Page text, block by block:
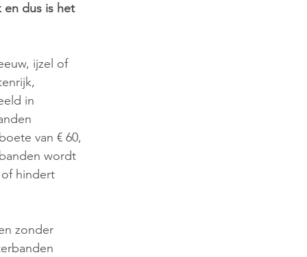
en dus is het
ijzel of
in
van € 60,
wordt
hindert
zonder